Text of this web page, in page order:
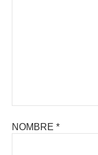
NOMBRE *